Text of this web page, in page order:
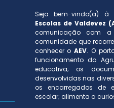
Seja bem-vindo(a)
Escolas de Valdevez
comunicação com
comunidade que
conhecer oAEV. O
funcionamento do
educativa; os
desenvolvidas nas
os encarregados de
escolar; alimenta a